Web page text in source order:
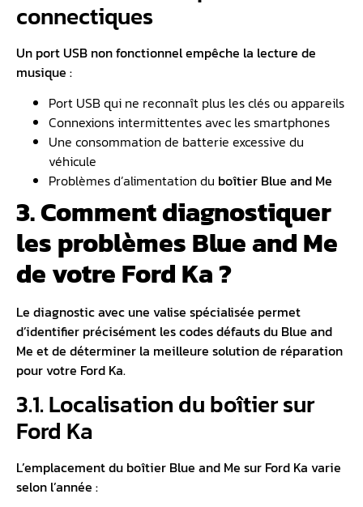
connectiques
Un port USB non fonctionnel empêche la lecture de
musique :
Port USB qui ne reconnaît plus les clés ou appareils
Connexions intermittentes avec les smartphones
Une consommation de batterie excessive du
véhicule
Problèmes d’alimentation du boîtier Blue and Me
3. Comment diagnostiquer
les problèmes Blue and Me
de votre Ford Ka ?
Le diagnostic avec une valise spécialisée permet
d’identifier précisément lescodes défauts du Blue and
Me et de déterminer la meilleure solution de réparation
pour votre Ford Ka.
3.1. Localisation du boîtier sur
Ford Ka
L’emplacement du boîtier Blue and Me sur Ford Ka varie
selon l’année :